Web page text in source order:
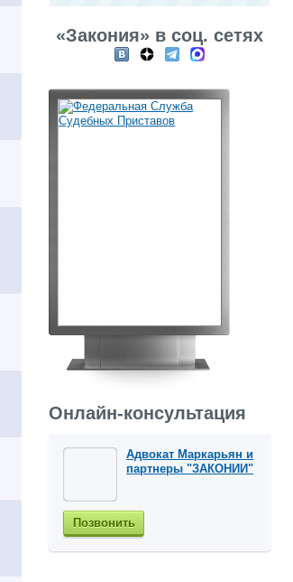
«Закония» в соц. сетях
Онлайн-консультация
Адвокат Маркарьян и
партнеры "ЗАКОНИИ"
Позвонить